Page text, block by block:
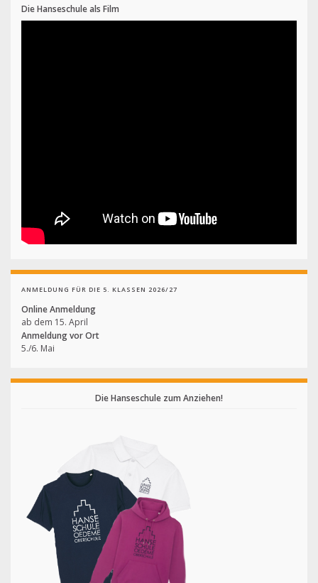
Die Hanseschule als Film
ANMELDUNG FÜR DIE 5. KLASSEN 2026/27
Online Anmeldung
ab dem 15. April
Anmeldung vor Ort
5./6. Mai
Die Hanseschule zum Anziehen!